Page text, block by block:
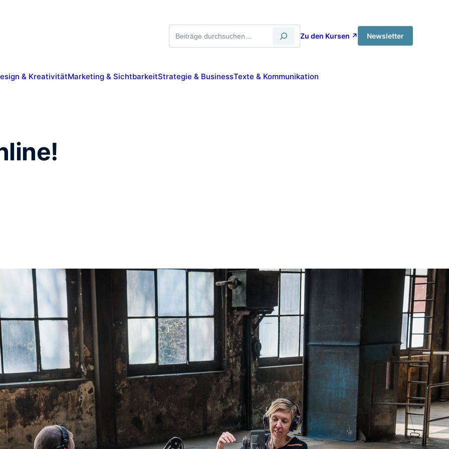
Zu den Kursen ↗ Newsletter
& KreativitätMarketing & SichtbarkeitStrategie & BusinessTexte & Kommunikation